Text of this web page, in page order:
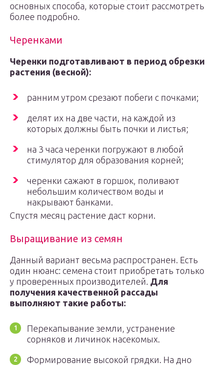
основных способа, которые стоит рассмотреть
более подробно.
Черенками
Черенки подготавливают в период обрезки
растения (весной):
ранним утром срезают побеги с почками;
делят их на две части, на каждой из
которых должны быть почки и листья;
на 3 часа черенки погружают в любой
стимулятор для образования корней;
черенки сажают в горшок, поливают
небольшим количеством воды и
накрывают банками.
Спустя месяц растение даст корни.
Выращивание из семян
Данный вариант весьма распространен. Есть
один нюанс: семена стоит приобретать только
у проверенных производителей. Для
получения качественной рассады
выполняют такие работы:
Перекапывание земли, устранение
сорняков и личинок насекомых.
Формирование высокой грядки. На дно